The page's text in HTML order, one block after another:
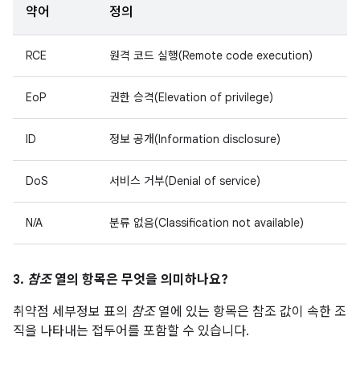
약어 정의
RCE 원격 코드 실행(Remote code execution)
EoP 권한 승격(Elevation of privilege)
ID 정보 공개(Information disclosure)
DoS 서비스 거부(Denial of service)
N/A 분류 없음(Classification not available)
3. 참조열의 항목은 무엇을 의미하나요?
취약점 세부정보 표의 참조열에 있는 항목은 참조 값이 속한 조
직을 나타내는 접두어를 포함할 수 있습니다.